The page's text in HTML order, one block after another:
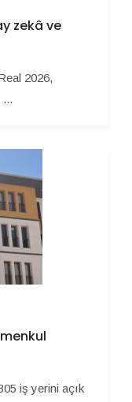
zekâ ve
2026,
...
iş yerini açık